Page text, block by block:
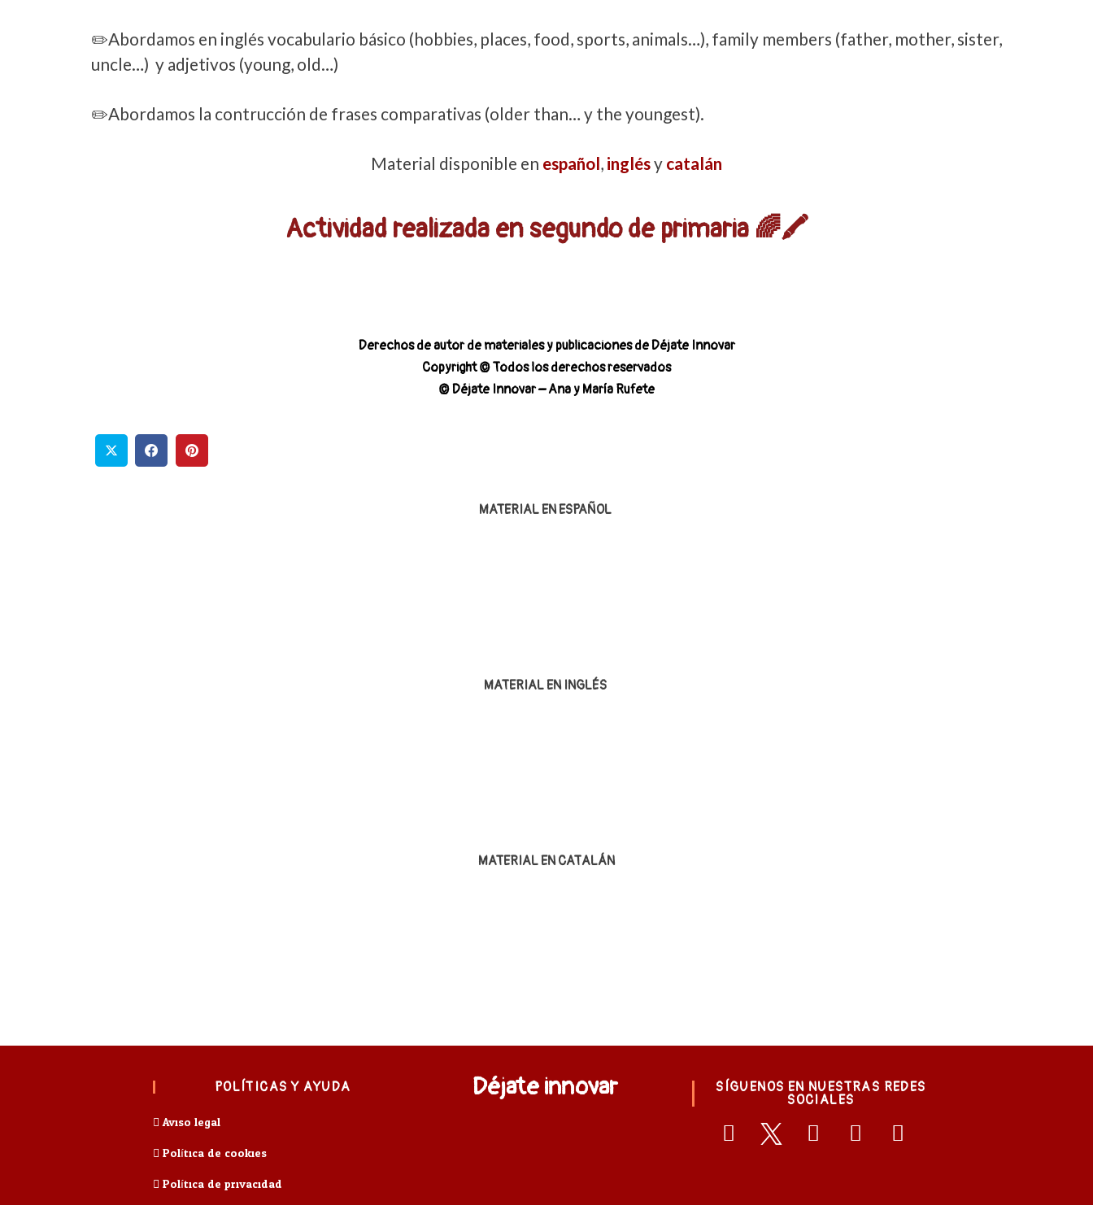
✏️Abordamos en inglés vocabulario básico (hobbies, places, food, sports, animals…), family members (father, mother, sister,
uncle…) y adjetivos (young, old…)
✏️Abordamos la contrucción de frases comparativas (older than… y the youngest).
Material disponible en español, inglésy catalán
Actividad realizada en segundo de primaria 🌈🖍️
Derechos de autor de materiales y publicaciones de Déjate Innovar
Copyright © Todos los derechos reservados
© Déjate Innovar – Ana y María Rufete
MATERIAL EN ESPAÑOL
MATERIAL EN INGLÉS
MATERIAL EN CATALÁN
POLÍTICAS Y AYUDA
Aviso legal
Política de cookies
Política de privacidad
Déjate innovar
SÍGUENOS EN NUESTRAS REDES
SOCIALES